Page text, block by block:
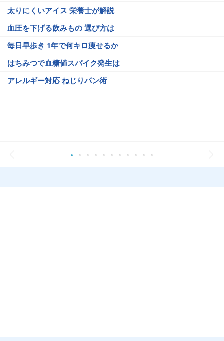
太りにくいアイス 栄養士が解説
血圧を下げる飲みもの 選び方は
毎日早歩き 1年で何キロ痩せるか
はちみつで血糖値スパイク発生は
アレルギー対応 ねじりパン術